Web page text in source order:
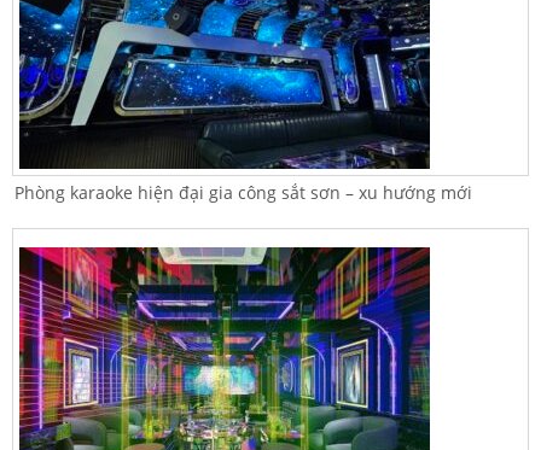
Phòng karaoke hiện đại gia công sắt sơn – xu hướng mới